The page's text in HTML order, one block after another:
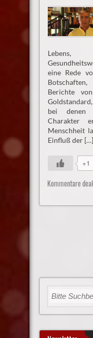
eine Rede
Berichte
bei denen
Charakter
Menschheit
Einfluß der […]
+1
Kommentare